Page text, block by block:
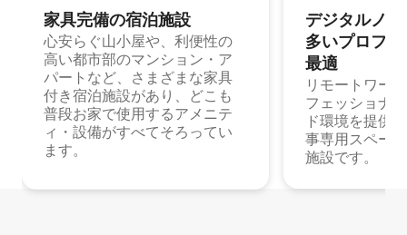
家具完備の宿⁠泊⁠施⁠設
心安らぐ山小屋や、利便性の
高い都市部のマンション・ア
パートなど、さまざまな家具
付き宿泊施設があり、どこも
普段お家で使用するアメニテ
ィ・設備がすべてそろってい
ます。
デジタルノ
多⁠いプ⁠ロ⁠フ⁠
最⁠適
リモートワー
フェッショナ
ド環境を提供
事専用スペー
施設です。